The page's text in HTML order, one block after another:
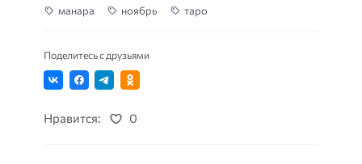
манара ноябрь таро
Поделитесь с друзьями
Нравится: 0